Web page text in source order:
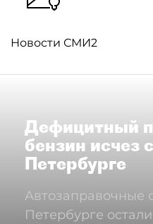
Новости СМИ2
Дефицитный
бензин исчез
Петербурге
Автозаправочные
Петербурге